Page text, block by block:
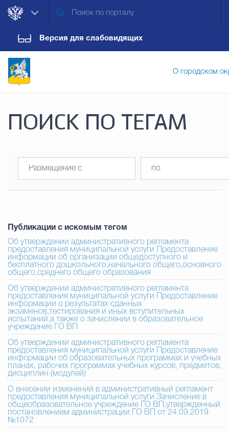
Версия для слабовидящих
О городском
Администрация городского
Противодействие
Городская среда Социальная
Экономика Муниципальные
ПОИСК ПО ТЕГАМ
Публикации с искомым тегом
Об утверждении административного регламента
предоставления муниципальной услуги Предоставление
информации об организации общедоступного и
бесплатного дошкольного,начального общего,основного
общего,среднего общего образования
Об утверждении административного регламента
предоставления муниципальной услуги Предоставление
информации о результатах сданных
экзаменов,тестирования и иных вступительных
испытаний,а также о зачислении в образовательное
учреждение ГО ВП
Об утверждении административного регламента
предоставления муниципальной услуги Предоставление
информации об образовательных программах и учебных
планах, рабочих программах учебных курсов, предметов,
дисциплин (модулей)
О внесении изменений в административный регламент
предоставления муниципальной услуги Зачисление в
общеобразовательное учреждение ГО ВП,утвержденный
постановлением администрации ГО ВП от 24.09.2019
№1072